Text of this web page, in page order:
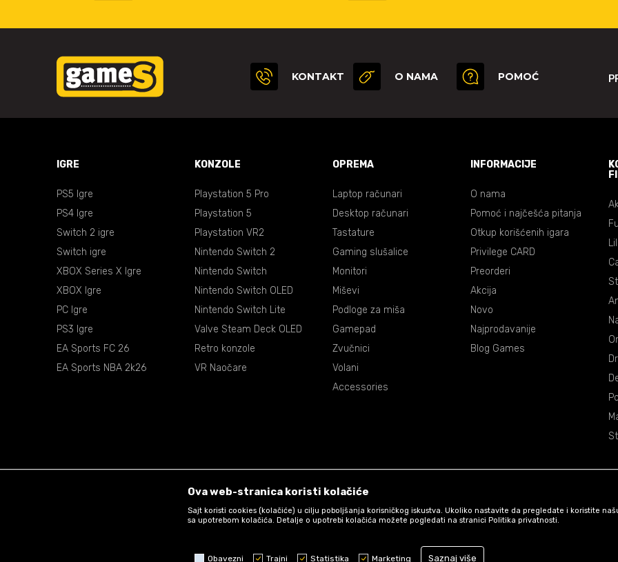
KONTAKT O NAMA POMOĆ
IGRE
PS5 Igre
PS4 Igre
Switch 2 igre
Switch igre
XBOX Series X Igre
XBOX Igre
PC Igre
PS3 Igre
EA Sports FC 26
EA Sports NBA 2k26
KONZOLE
Playstation 5 Pro
Playstation 5
Playstation VR2
Nintendo Switch 2
Nintendo Switch
Nintendo Switch OLED
Nintendo Switch Lite
Valve Steam Deck OLED
Retro konzole
VR Naočare
OPREMA
Laptop računari
Desktop računari
Tastature
Gaming slušalice
Monitori
Miševi
Podloge za miša
Gamepad
Zvučnici
Volani
Accessories
INFORMACIJE
O nama
Pomoć i najčešća pitanja
Otkup korišćenih igara
Privilege CARD
Preorderi
Akcija
Novo
Najprodavanije
Blog Games
Uslovi korišćenja web shopa
Ova web-stranica koristi kolačiće
Sajt koristi cookies (kolačiće) u cilju poboljšanja korisničkog iskustva. Ukoliko nastavite da pregledate i koristite
sa upotrebom kolačića. Detalje o upotrebi kolačića možete pogledati na stranici Politika privatnosti.
Obavezni Trajni Statistika Marketing Saznaj više